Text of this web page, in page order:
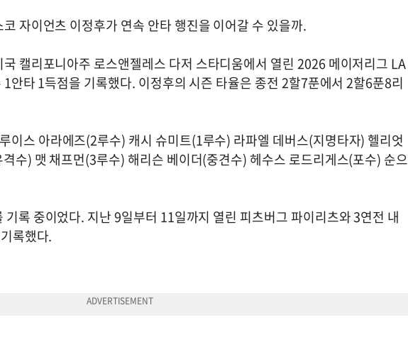
자이언츠 이정후가 연속 안타 행진을 이어갈 수 있을까.
캘리포니아주 로스앤젤레스 다저 스타디움에서 열린 2026 메이저리그 LA
안타 1득점을 기록했다. 이정후의 시즌 타율은 종전 2할7푼에서 2할6푼8리
이스 아라에즈(2루수) 캐시 슈미트(1루수) 라파엘 데버스(지명타자) 헬리엇
수) 맷 채프먼(3루수) 해리슨 베이더(중견수) 헤수스 로드리게스(포수) 순으
록 중이었다. 지난 9일부터 11일까지 열린 피츠버그 파이리츠와 3연전 내
록했다.